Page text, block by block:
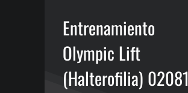
Entrenamiento
Olympic Lift
(Halterofilia)